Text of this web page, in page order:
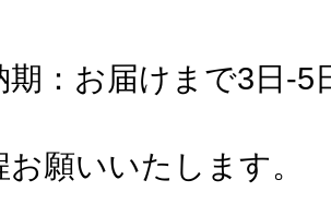
期：お届けまで3日-5
願いいたします。